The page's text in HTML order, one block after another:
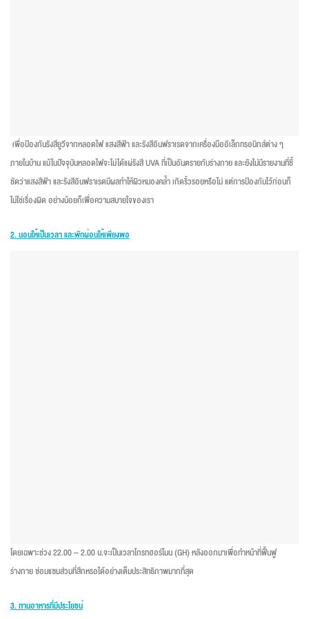
เพื่อป้องกันรังสียูวีจากหลอดไฟ แสงสีฟ้า และรังสีอินฟราเรดจากเครื่องมืออิเล็กทรอนิกส์ต่าง ๆ
ภายในบ้าน แม้ในปัจจุบันหลอดไฟจะไม่ได้แผ่รังสี UVA ที่เป็นอันตรายกับร่างกาย และยังไม่มีรายงานที่ชี้
ชัดว่าแสงสีฟ้า และรังสีอินฟราเรดมีผลทำให้ผิวหมองคล้ำ เกิดริ้วรอยหรือไม่ แต่การป้องกันไว้ก่อนก็
ไม่ใช่เรื่องผิด อย่างน้อยก็เพื่อความสบายใจของเรา
2.นอนให้เป็นเวลา และพักผ่อนให้เพียงพอ
โดยเฉพาะช่วง 22.00 – 2.00 น.จะเป็นเวลาโกรทฮอร์โมน (GH) หลังออกมาเพื่อทำหน้าที่ฟื้นฟู
ร่างกาย ซ่อมแซมส่วนที่สึกหรอได้อย่างเต็มประสิทธิภาพมากที่สุด
3.ทานอาหารที่มีประโยชน์